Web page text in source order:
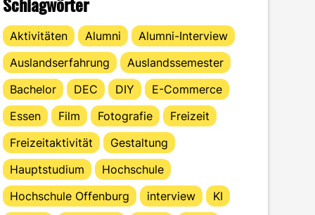
Aktivitäten Alumni
Alumni-Interview
Auslandserfahrung
Auslandssemester
Bachelor
DEC DIY
E-Commerce
Essen
Film Fotografie
Freizeit
Freizeitaktivität
Gestaltung
Hauptstudium
Hochschule
Hochschule Offenburg
interview
KI